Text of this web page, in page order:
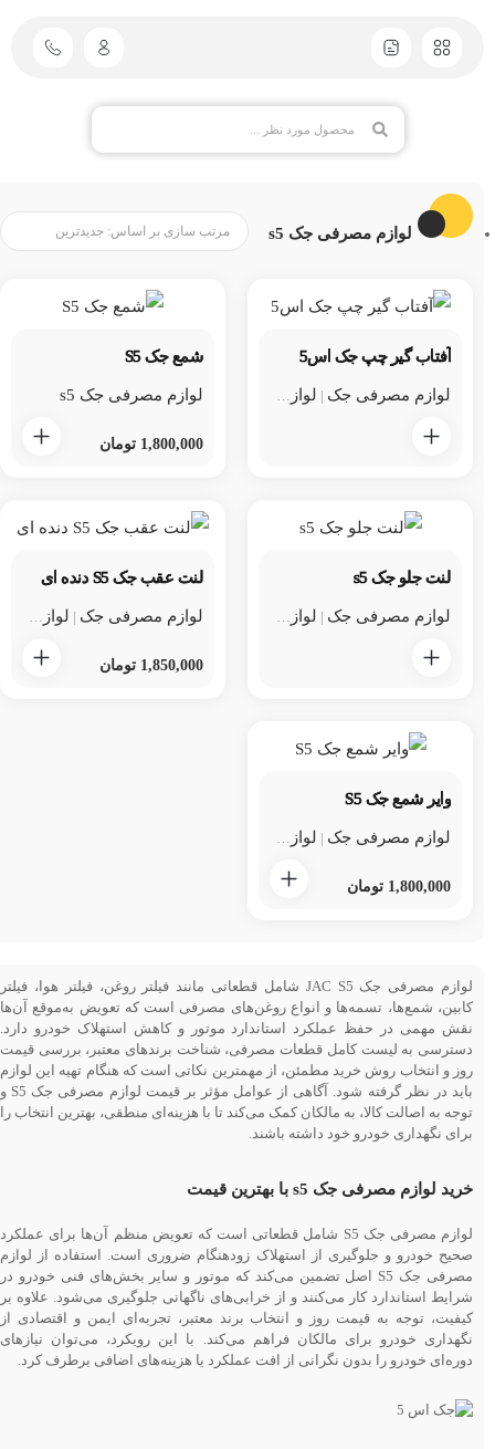
لوازم مصرفی جک s5
آفتاب گیر چپ جک اس5
لوازم مصرفی جک| لوازم مصرفی جک s5 |لوازم یدکی جک
شمع جک S5
لوازم مصرفی جک s5
1,800,000 تومان
لنت جلو جک s5
لوازم مصرفی جک| لوازم مصرفی جک s5 |لوازم یدکی جک
لنت عقب جک S5 دنده ای
لوازم مصرفی جک| لوازم مصرفی جک s5
1,850,000 تومان
وایر شمع جک S5
لوازم مصرفی جک| لوازم مصرفی جک s5
1,800,000 تومان
لوازم مصرفی جک JAC S5 شامل قطعاتی مانند فیلتر روغن، فیلتر هوا، فیلتر
کابین، شمع‌ها، تسمه‌ها و انواع روغن‌های مصرفی است که تعویض به‌موقع آن‌ها
نقش مهمی در حفظ عملکرد استاندارد موتور و کاهش استهلاک خودرو دارد.
دسترسی به لیست کامل قطعات مصرفی، شناخت برندهای معتبر، بررسی قیمت
روز و انتخاب روش خرید مطمئن، از مهمترین نکاتی است که هنگام تهیه این لوازم
باید در نظر گرفته شود. آگاهی از عوامل مؤثر بر قیمت لوازم مصرفی جک S5 و
توجه به اصالت کالا، به مالکان کمک می‌کند تا با هزینه‌ای منطقی، بهترین انتخاب را
برای نگهداری خودرو خود داشته باشند.
خرید لوازم مصرفی جک s5 با بهترین قیمت
لوازم مصرفی جک S5 شامل قطعاتی است که تعویض منظم آن‌ها برای عملکرد
صحیح خودرو و جلوگیری از استهلاک زودهنگام ضروری است. استفاده از لوازم
مصرفی جک S5 اصل تضمین می‌کند که موتور و سایر بخش‌های فنی خودرو در
شرایط استاندارد کار می‌کنند و از خرابی‌های ناگهانی جلوگیری می‌شود. علاوه بر
کیفیت، توجه به قیمت روز و انتخاب برند معتبر، تجربه‌ای ایمن و اقتصادی از
نگهداری خودرو برای مالکان فراهم می‌کند. با این رویکرد، می‌توان نیازهای
دوره‌ای خودرو را بدون نگرانی از افت عملکرد یا هزینه‌های اضافی برطرف کرد.